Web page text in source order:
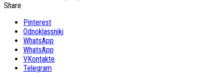
Share
Pinterest
Odnoklassniki
WhatsApp
WhatsApp
VKontakte
Telegram